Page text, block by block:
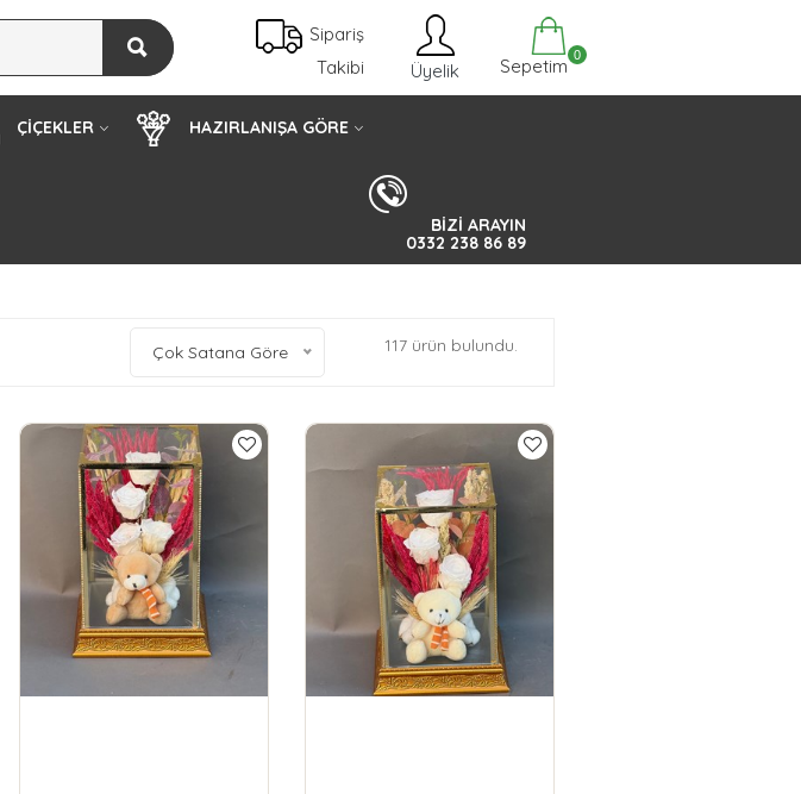
Sipariş
Takibi
Üyelik Sepetim 0
ÇİÇEKLER HAZIRLANIŞA GÖRE
BİZİ ARAYIN
0332 238 86 89
Çok Satana Göre 117 ürün bulundu.